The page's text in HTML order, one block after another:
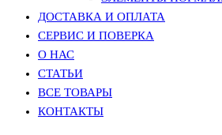
ДОСТАВКА И ОПЛАТА
СЕРВИС И ПОВЕРКА
О НАС
СТАТЬИ
ВСЕ ТОВАРЫ
КОНТАКТЫ